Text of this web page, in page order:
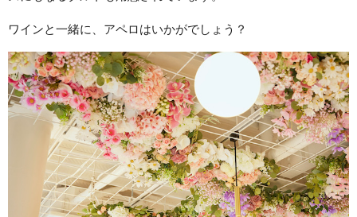
ワインと一緒に、アペロはいかがでしょう？